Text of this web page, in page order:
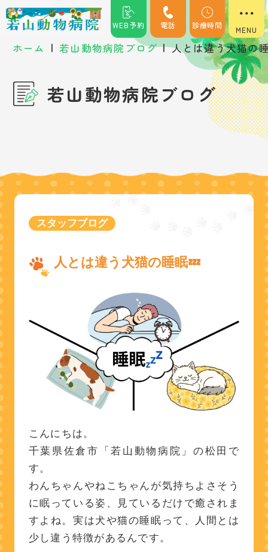
WEB予約 電話 診療時間
ホーム | 若山動物病院ブログ | 人とは違う犬猫の
若山動物病院ブログ
スタッフブログ
人とは違う犬猫の睡眠💤
こんにちは。
千葉県佐倉市「若山動物病院」の松田で
す。
わんちゃんやねこちゃんが気持ちよさそう
に眠っている姿、見ているだけで癒されま
すよね。実は犬や猫の睡眠って、人間とは
少し違う特徴があるんです。